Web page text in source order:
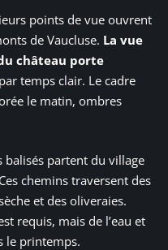
points de vue ouvrent
de Vaucluse. La vue
château porte
par temps clair. Le cadre
le matin, ombres
balisés partent du village
chemins traversent des
et des oliveraies.
requis, mais de l’eau et
le printemps.